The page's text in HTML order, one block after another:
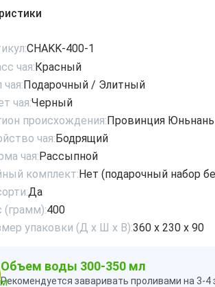
CHAKK-400-1
чая:Красный
чая:Подарочный / Элитный
чая:Черный
происхождения:Провинция Юньнань
чая:Бодрящий
чая:Рассыпной
комплект:Нет (подарочный набор
Да
(грамм):400
упаковки (Д х Ш х В):360 х 230 х 90
Объем воды 300-350 мл
Рекомендуется заваривать проливами на 3-4